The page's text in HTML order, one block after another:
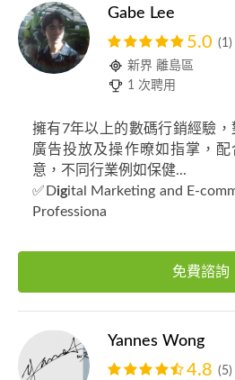
Gabe Lee
5.0 (1)
新界 離島區
1 次聘用
擁有7年以上的數碼行銷經驗
廣告投放及操作暸如指掌，配
意，不同行業例如保健...
✅Digital Marketing and E-
Professiona
免費諮詢
Yannes Wong
4.8 (5)